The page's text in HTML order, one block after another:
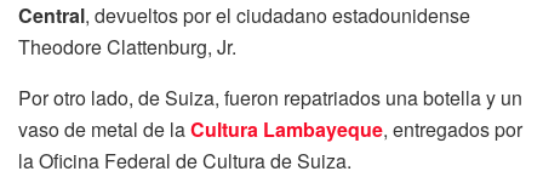
Central, devueltos por el ciudadano estadounidense
Theodore Clattenburg, Jr.
Por otro lado, de Suiza, fueron repatriados una botella y un
vaso de metal de laCultura Lambayeque, entregados por
la Oficina Federal de Cultura de Suiza.